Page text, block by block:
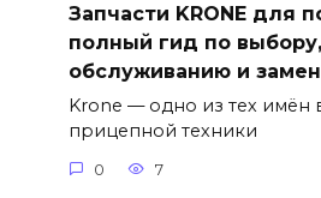
Запчасти KRONE для
полный гид по выбору,
обслуживанию и
Krone — одно из тех имён
прицепной техники
0 7